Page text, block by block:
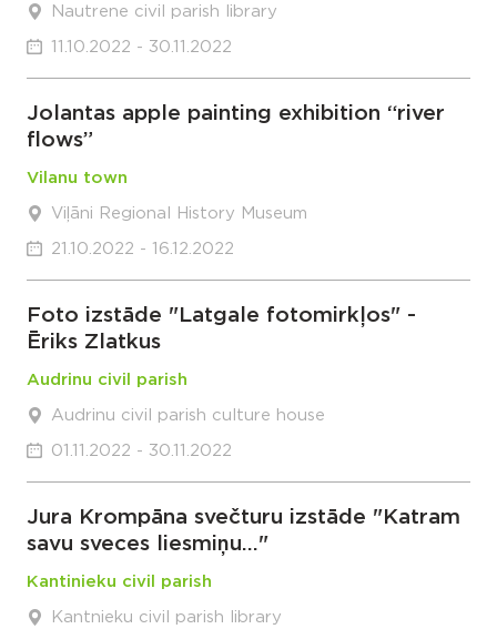
Nautrene civil parish library
11.10.2022 - 30.11.2022
Jolantas apple painting exhibition “river
flows”
Vilanu town
Viļāni Regional History Museum
21.10.2022 - 16.12.2022
Foto izstāde "Latgale fotomirkļos" -
Ēriks Zlatkus
Audrinu civil parish
Audrinu civil parish culture house
01.11.2022 - 30.11.2022
Jura Krompāna svečturu izstāde "Katram
savu sveces liesmiņu..."
Kantinieku civil parish
Kantnieku civil parish library